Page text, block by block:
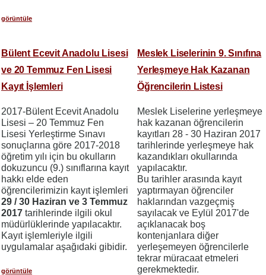
görüntüle
Bülent Ecevit Anadolu Lisesi
ve 20 Temmuz Fen Lisesi
Kayıt İşlemleri
2017-Bülent Ecevit Anadolu
Lisesi – 20 Temmuz Fen
Lisesi Yerleştirme Sınavı
sonuçlarına göre 2017-2018
öğretim yılı için bu okulların
dokuzuncu (9.) sınıflarına kayıt
hakkı elde eden
öğrencilerimizin kayıt işlemleri
29 / 30 Haziran ve 3 Temmuz
2017 tarihlerinde ilgili okul
müdürlüklerinde yapılacaktır.
Kayıt işlemleriyle ilgili
uygulamalar aşağıdaki gibidir.
görüntüle
Meslek Liselerinin 9. Sınıfına
Yerleşmeye Hak Kazanan
Öğrencilerin Listesi
Meslek Liselerine yerleşmeye
hak kazanan öğrencilerin
kayıtları 28 - 30 Haziran 2017
tarihlerinde yerleşmeye hak
kazandıkları okullarında
yapılacaktır.
Bu tarihler arasında kayıt
yaptırmayan öğrenciler
haklarından vazgeçmiş
sayılacak ve Eylül 2017'de
açıklanacak boş
kontenjanlara diğer
yerleşemeyen öğrencilerle
tekrar müracaat etmeleri
gerekmektedir.